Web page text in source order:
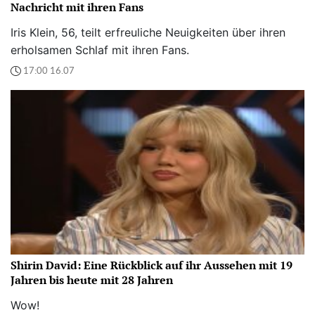
Nachricht mit ihren Fans
Iris Klein, 56, teilt erfreuliche Neuigkeiten über ihren
erholsamen Schlaf mit ihren Fans.
17:00 16.07
Shirin David: Eine Rückblick auf ihr Aussehen mit 19
Jahren bis heute mit 28 Jahren
Wow!